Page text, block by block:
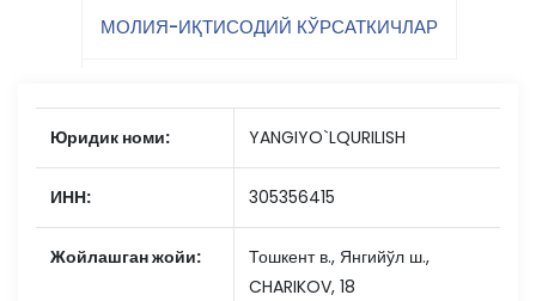
МОЛИЯ-ИҚТИСОДИЙ КЎРСАТКИЧЛАР
Юридик номи: YANGIYO`LQURILISH
ИНН: 305356415
Жойлашган жойи:
Тошкент в., Янгийўл ш.,
CHARIKOV, 18